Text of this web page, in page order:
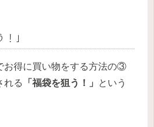
」
お得に買い物をする方法の③
れる
「福袋を狙う！」
という